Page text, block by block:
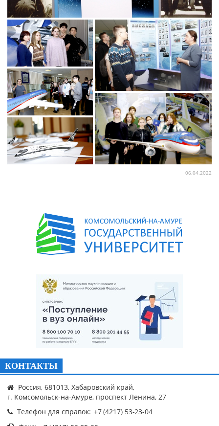
06.04.2022
КОНТАКТЫ
Россия, 681013, Хабаровский край,
г. Комсомольск-на-Амуре, проспект Ленина, 27
Телефон для справок: